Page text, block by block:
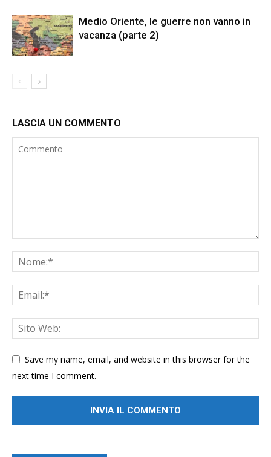
Medio Oriente, le guerre non vanno in
vacanza (parte 2)
LASCIA UN COMMENTO
Save my name, email, and website in this browser for the
next time I comment.